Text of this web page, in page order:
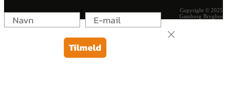
Tilmeld
Copyright © 2025
Gamborg Bryghus